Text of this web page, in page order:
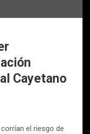
Cayetano
el riesgo de